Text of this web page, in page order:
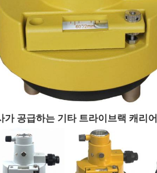
가 공급하는 기타 트라이브랙 캐리어